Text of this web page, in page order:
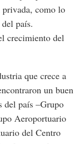
como lo
país.
crecimiento del
que crece a
un buen
del país –Grupo
Aeroportuario
del Centro